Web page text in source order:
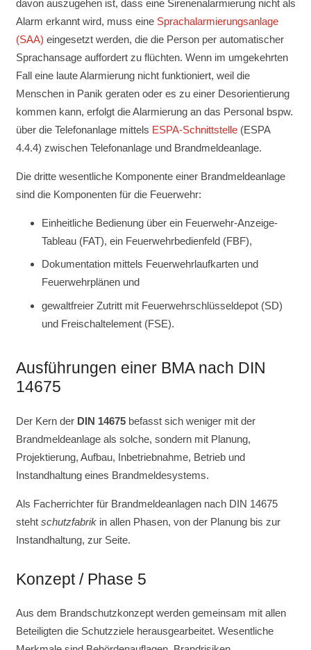
davon auszugehen ist, dass eine Sirenenalarmierung nicht als
Alarm erkannt wird, muss eine Sprachalarmierungsanlage
(SAA) eingesetzt werden, die die Person per automatischer
Sprachansage auffordert zu flüchten. Wenn im umgekehrten
Fall eine laute Alarmierung nicht funktioniert, weil die
Menschen in Panik geraten oder es zu einer Desorientierung
kommen kann, erfolgt die Alarmierung an das Personal bspw.
über die Telefonanlage mittels ESPA-Schnittstelle(ESPA
4.4.4) zwischen Telefonanlage und Brandmeldeanlage.
Die dritte wesentliche Komponente einer Brandmeldeanlage
sind die Komponenten für die Feuerwehr:
Einheitliche Bedienung über ein Feuerwehr-Anzeige-
Tableau (FAT), ein Feuerwehrbedienfeld (FBF),
Dokumentation mittels Feuerwehrlaufkarten und
Feuerwehrplänen und
gewaltfreier Zutritt mit Feuerwehrschlüsseldepot (SD)
und Freischaltelement (FSE).
Ausführungen einer BMA nach DIN
14675
Der Kern der DIN 14675befasst sich weniger mit der
Brandmeldeanlage als solche, sondern mit Planung,
Projektierung, Aufbau, Inbetriebnahme, Betrieb und
Instandhaltung eines Brandmeldesystems.
Als Facherrichter für Brandmeldeanlagen nach DIN 14675
steht schutzfabrikin allen Phasen, von der Planung bis zur
Instandhaltung, zur Seite.
Konzept / Phase 5
Aus dem Brandschutzkonzept werden gemeinsam mit allen
Beteiligten die Schutzziele herausgearbeitet. Wesentliche